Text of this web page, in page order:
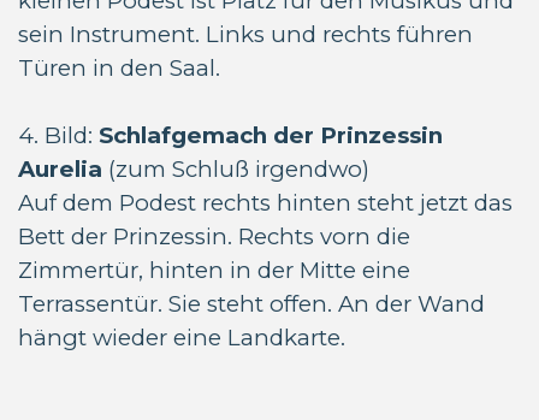
sein Instrument. Links und rechts führen
Türen in den Saal.
4. Bild: Schlafgemach der Prinzessin
Aurelia (zum Schluß irgendwo)
Auf dem Podest rechts hinten steht jetzt das
Bett der Prinzessin. Rechts vorn die
Zimmertür, hinten in der Mitte eine
Terrassentür. Sie steht offen. An der Wand
hängt wieder eine Landkarte.